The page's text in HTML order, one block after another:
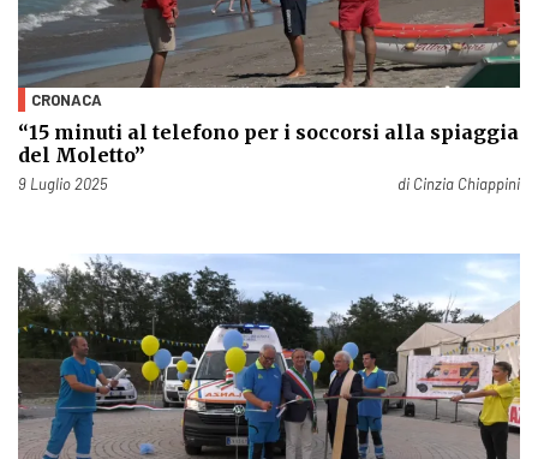
CRONACA
“15 minuti al telefono per i soccorsi alla spiaggia
del Moletto”
Pubblicato il
9 Luglio 2025 di Cinzia Chiappini